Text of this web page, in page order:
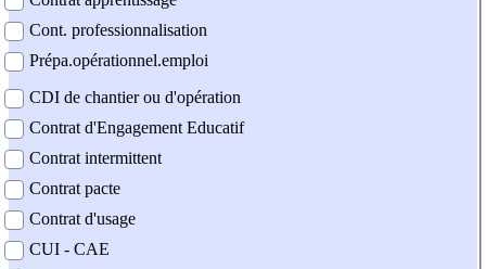
Cont. professionnalisation
Prépa.opérationnel.emploi
CDI de chantier ou d'opération
Contrat d'Engagement Educatif
Contrat intermittent
Contrat pacte
Contrat d'usage
CUI - CAE